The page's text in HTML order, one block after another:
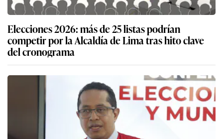
Elecciones 2026: más de 25 listas podrían
competir por la Alcaldía de Lima tras hito clave
del cronograma